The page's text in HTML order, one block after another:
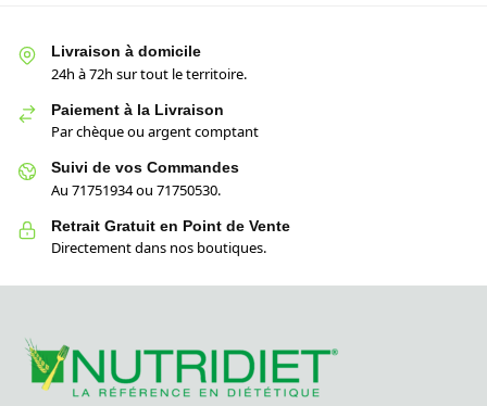
Livraison à domicile
24h à 72h sur tout le territoire.
Paiement à la Livraison
Par chèque ou argent comptant
Suivi de vos Commandes
Au 71751934 ou 71750530.
Retrait Gratuit en Point de Vente
Directement dans nos boutiques.